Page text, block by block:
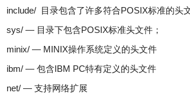
include/ 目录包含了许多符合POSIX标准的头
sys/ — 目录下包含POSIX标准头文件；
minix/ — MINIX操作系统定义的头文件
ibm/ — 包含IBM PC特有定义的头文件
net/ — 支持网络扩展